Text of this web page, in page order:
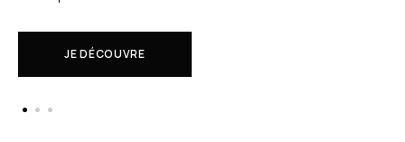
JE DÉCOUVRE